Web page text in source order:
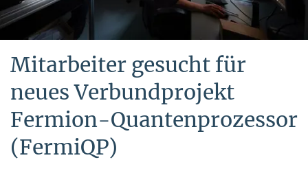
Mitarbeiter gesucht für
neues Verbundprojekt
Fermion-Quantenprozessor
(FermiQP)